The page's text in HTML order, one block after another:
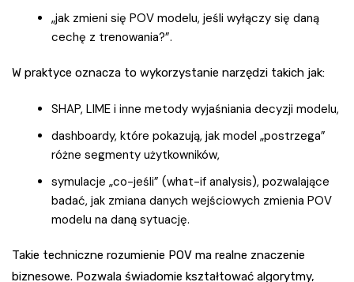
„jak zmieni się POV modelu, jeśli wyłączy się daną
cechę z trenowania?”.
W praktyce oznacza to wykorzystanie narzędzi takich jak:
SHAP, LIME i inne metody wyjaśniania decyzji modelu,
dashboardy, które pokazują, jak model „postrzega”
różne segmenty użytkowników,
symulacje „co-jeśli” (what-if analysis), pozwalające
badać, jak zmiana danych wejściowych zmienia POV
modelu na daną sytuację.
Takie techniczne rozumienie POV ma realne znaczenie
biznesowe. Pozwala świadomie kształtować algorytmy,